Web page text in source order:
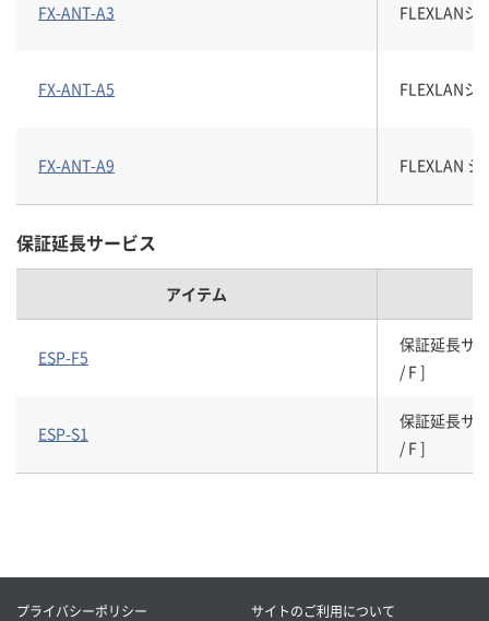
FX-ANT-A3 FLEXLANシ
FX-ANT-A5 FLEXLANシ
FX-ANT-A9 FLEXLAN
保証延長サービス
アイテム
ESP-F5
保証延長サ
/ F ]
ESP-S1
保証延長サ
/ F ]
プライバシーポリシー サイトのご利用について